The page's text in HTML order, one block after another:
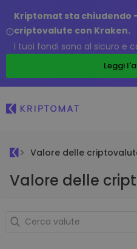
Kriptomat sta chiudendo
criptovalute con Kraken.
I tuoi fondi sono al sicuro e
Leggi
Valore delle
Valore delle